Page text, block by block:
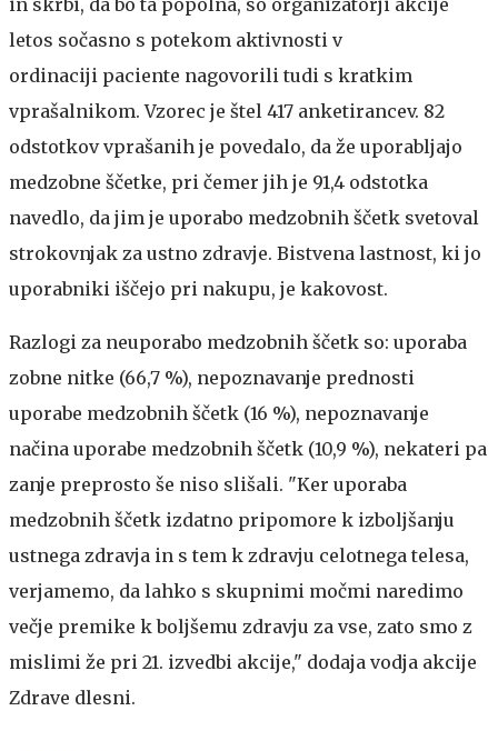
in skrbi, da bo ta popolna, so organizatorji akcije
letos sočasno s potekom aktivnosti v
ordinaciji paciente nagovorili tudi s kratkim
vprašalnikom. Vzorec je štel 417 anketirancev. 82
odstotkov vprašanih je povedalo, da že uporabljajo
medzobne ščetke, pri čemer jih je 91,4 odstotka
navedlo, da jim je uporabo medzobnih ščetk svetoval
strokovnjak za ustno zdravje. Bistvena lastnost, ki jo
uporabniki iščejo pri nakupu, je kakovost.
Razlogi za neuporabo medzobnih ščetk so: uporaba
zobne nitke (66,7 %), nepoznavanje prednosti
uporabe medzobnih ščetk (16 %), nepoznavanje
načina uporabe medzobnih ščetk (10,9 %), nekateri pa
zanje preprosto še niso slišali. "Ker uporaba
medzobnih ščetk izdatno pripomore k izboljšanju
ustnega zdravja in s tem k zdravju celotnega telesa,
verjamemo, da lahko s skupnimi močmi naredimo
večje premike k boljšemu zdravju za vse, zato smo z
mislimi že pri 21. izvedbi akcije," dodaja vodja akcije
Zdrave dlesni.